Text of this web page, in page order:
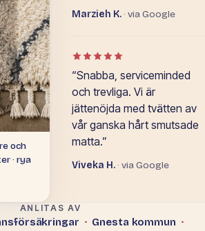
och
· rya
Marzieh K. · via Google
Betyg: 5 av 5 i Google-
“Snabba, serviceminded
och trevliga. Vi är
jättenöjda med tvätten av
vår ganska hårt smutsade
matta.”
Viveka H. · via Google
ANLITAS AV
· Gnesta kommun ·